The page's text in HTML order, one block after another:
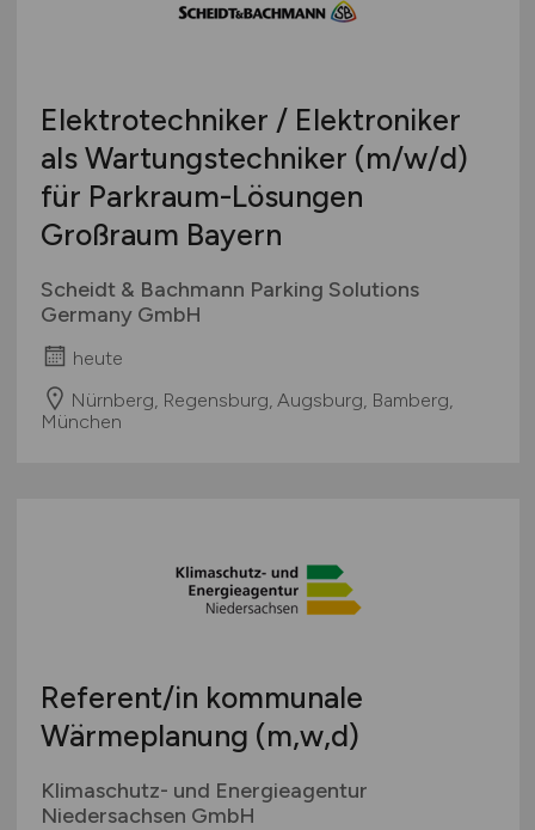
Elektrotechniker / Elektroniker
als Wartungstechniker (m/w/d)
für Parkraum-Lösungen
Großraum Bayern
Scheidt & Bachmann Parking Solutions
Germany GmbH
heute
Nürnberg, Regensburg, Augsburg, Bamberg,
München
Referent/in kommunale
Wärmeplanung (m,w,d)
Klimaschutz- und Energieagentur
Niedersachsen GmbH